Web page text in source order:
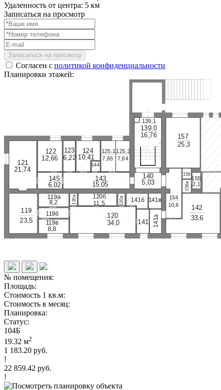
Удаленность от центра: 5 км
Записаться на просмотр
Записаться на просмотр
Согласен с политикой конфиденциальности
Планировки этажей:
145 143 140
123
6,22
124 125.1
139.0
120
141
119
121
122
21,74
12,66 10,41
6.02 15.05
7,65
144
16,76
5,03
34,0
23,5
142
154
155
10,6
2,1
157
156
25,3
33,6
139.1
125.2
7,64
119а
8,2
119б
119в
8,8
1
2
0
а
120б
11,5
1
2
0
в 141б 141в
1
4
1
а
1
5
6
а
№ помещения:
Площадь:
Стоимость 1 кв.м:
Стоимость в месяц:
Планировка:
Статус:
104Б
19.32 м2
1 183.20 руб.
!
22 859.42 руб.
!